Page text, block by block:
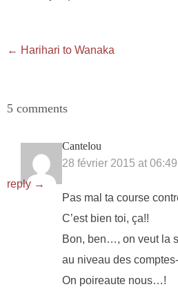
← Harihari to Wanaka
5 comments
reply →
Cantelou
28 février 2015 at 06:49
Pas mal ta course
C’est bien toi, ça!!
Bon, ben…, on veut la
au niveau des
On poireaute nous…!